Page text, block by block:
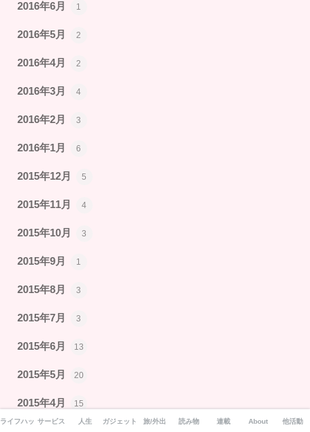
2016年6月 1
2016年5月 2
2016年4月 2
2016年3月 4
2016年2月 3
2016年1月 6
2015年12月 5
2015年11月 4
2015年10月 3
2015年9月 1
2015年8月 3
2015年7月 3
2015年6月 13
2015年5月 20
2015年4月 15
ライフハックサービス 人生 ガジェット 旅/外出 読み物 連載 About 他活動